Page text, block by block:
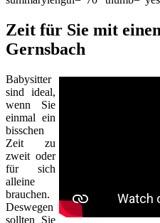
Zeit für Sie mit
Gernsbach
Babysitter
sind ideal,
wenn Sie
einmal ein
bisschen
Zeit zu
zweit oder
für sich
alleine
brauchen.
Deswegen
sollten Sie